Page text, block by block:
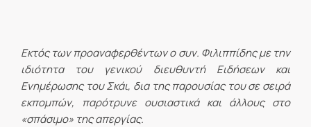
Εκτός των προαναφερθέντων ο συν. Φιλιππίδης με την
ιδιότητα του γενικού διευθυντή Ειδήσεων και
Ενημέρωσης του Σκάι, δια της παρουσίας του σε σειρά
εκπομπών, παρότρυνε ουσιαστικά και άλλους στο
«σπάσιμο» της απεργίας.